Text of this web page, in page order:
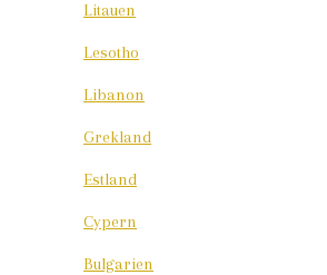
Litauen
Lesotho
Libanon
Grekland
Estland
Cypern
Bulgarien